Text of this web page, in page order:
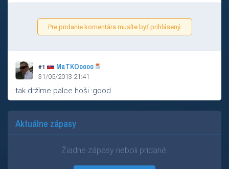
Pre pridanie komentára musíte byť prihlásený.
#1 MaTKOoooo
31/05/2013 21:41
tak držíme palce hoši :good
Aktuálne zápasy
Žiadne zápasy neboli pridané.